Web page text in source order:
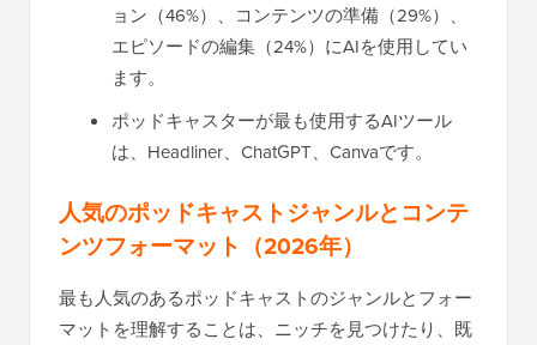
ョン（46%）、コンテンツの準備（29%）、
エピソードの編集（24%）にAIを使用してい
ます。
ポッドキャスターが最も使用するAIツール
は、Headliner、ChatGPT、Canvaです。
人気のポッドキャストジャンルとコンテ
ンツフォーマット（2026年）
最も人気のあるポッドキャストのジャンルとフォー
マットを理解することは、ニッチを見つけたり、既